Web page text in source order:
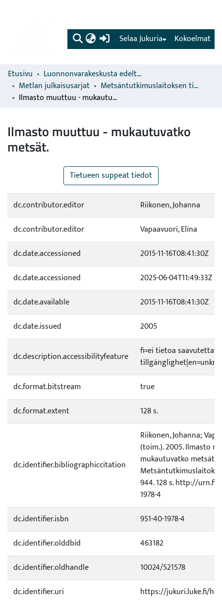
(current) Kokoelmat
Selaa Jukuria
Etusivu
Luonnonvarakeskusta edeltävien organisaatioiden sarjat
Metlan julkaisusarjat
Metsäntutkimuslaitoksen tiedonantoja
Ilmasto muuttuu - mukautuvatko metsät.
Ilmasto muuttuu - mukautuvatko
metsät.
Tietueen suppeat tiedot
dc.contributor.editor
Riikonen, Johanna
dc.contributor.editor
Vapaavuori, Elina
dc.date.accessioned
2015-11-16T08:41:30Z
dc.date.accessioned
2025-06-04T11:49:33Z
dc.date.available
2015-11-16T08:41:30Z
dc.date.issued
2005
dc.description.accessibilityfeature
fi=ei tietoa
dc.format.bitstream
true
dc.format.extent
128 s.
dc.identifier.bibliographiccitation
Riikonen, Johanna;
(toim.). 2005. Ilmasto
mukautuvatko metsät.
944. 128 s. http://urn.fi/
1978-4
dc.identifier.isbn
951-40-1978-4
dc.identifier.olddbid
463182
dc.identifier.oldhandle
10024/521578
dc.identifier.uri
https://jukuri.luke.fi/